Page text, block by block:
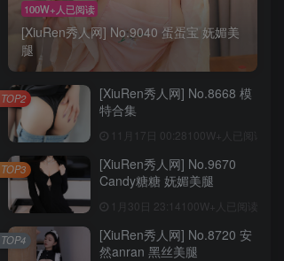
100W+人已阅读
[XiuRen秀人网] No.9040 蛋蛋宝 妩媚美
腿
[XiuRen秀人网] No.8668 模
特合集
11月17日 00:28 100W+人已阅读
TOP2
[XiuRen秀人网] No.9670
Candy糖糖 妩媚美腿
1月30日 23:14 100W+人已阅读
TOP3
[XiuRen秀人网] No.8720 安
然anran 黑丝美腿
TOP4